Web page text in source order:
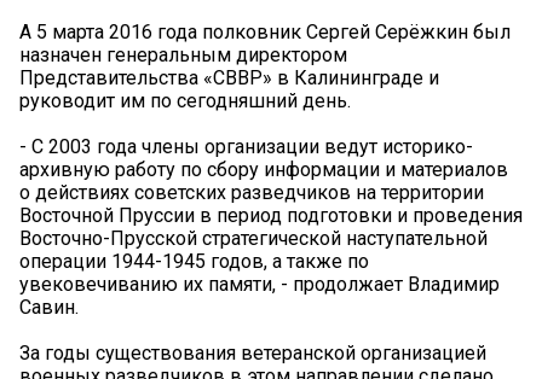
А 5 марта 2016 года полковник Сергей Серёжкин был
назначен генеральным директором
Представительства «СВВР» в Калининграде и
руководит им по сегодняшний день.
- С 2003 года члены организации ведут историко-
архивную работу по сбору информации и материалов
о действиях советских разведчиков на территории
Восточной Пруссии в период подготовки и проведения
Восточно-Прусской стратегической наступательной
операции 1944-1945 годов, а также по
увековечиванию их памяти, - продолжает Владимир
Савин.
За годы существования ветеранской организацией